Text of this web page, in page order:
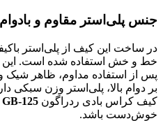
جنس پلی‌استر مقاوم و بادوام
در ساخت این کیف از پلی‌استر
خط و خش استفاده شده است.
پس از استفاده مداوم، ظاهر شیک
بر دوام بالا، پلی‌استر وزن
کیف کراس بادی ردراگون GB-125
خوش‌دست باشد.